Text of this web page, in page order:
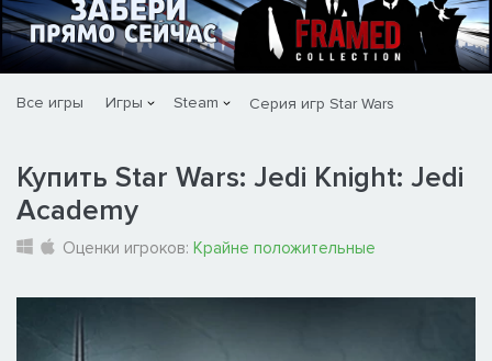
Все игры Игры Steam Серия игр Star Wars
Купить Star Wars: Jedi Knight: Jedi
Academy
Оценки игроков: Крайне положительные